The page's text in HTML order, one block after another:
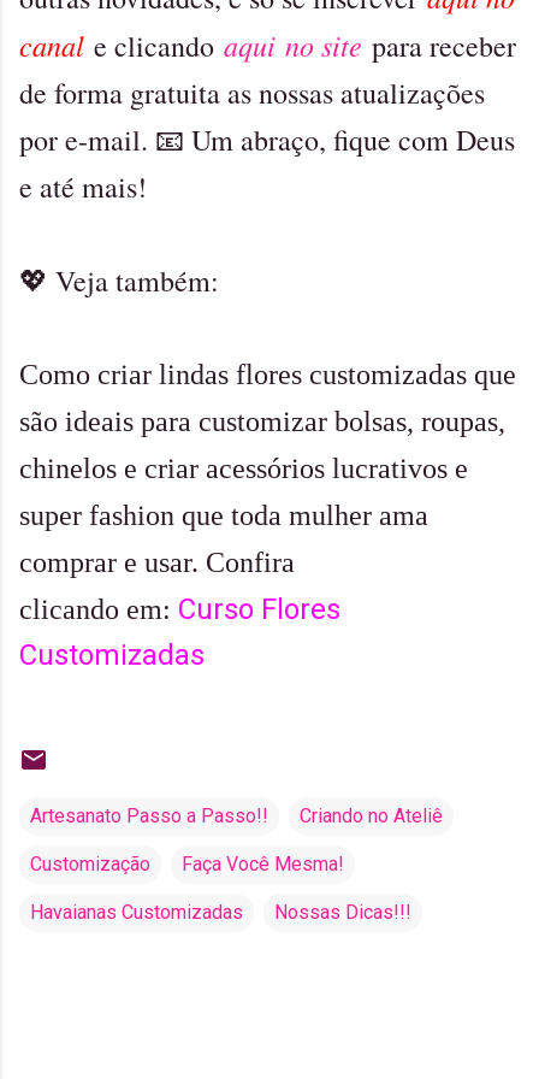
canal e clicando aqui no site para receber
de forma gratuita as nossas atualizações
por e-mail. 📧 Um abraço, fique com Deus
e até mais!
💖 Veja também:
Como criar lindas flores customizadas que
são ideais para customizar bolsas, roupas,
chinelos e criar acessórios lucrativos e
super fashion que toda mulher ama
comprar e usar. Confira
clicando em: Curso Flores
Customizadas
Artesanato Passo a Passo!! Criando no Ateliê
Customização Faça Você Mesma!
Havaianas Customizadas Nossas Dicas!!!